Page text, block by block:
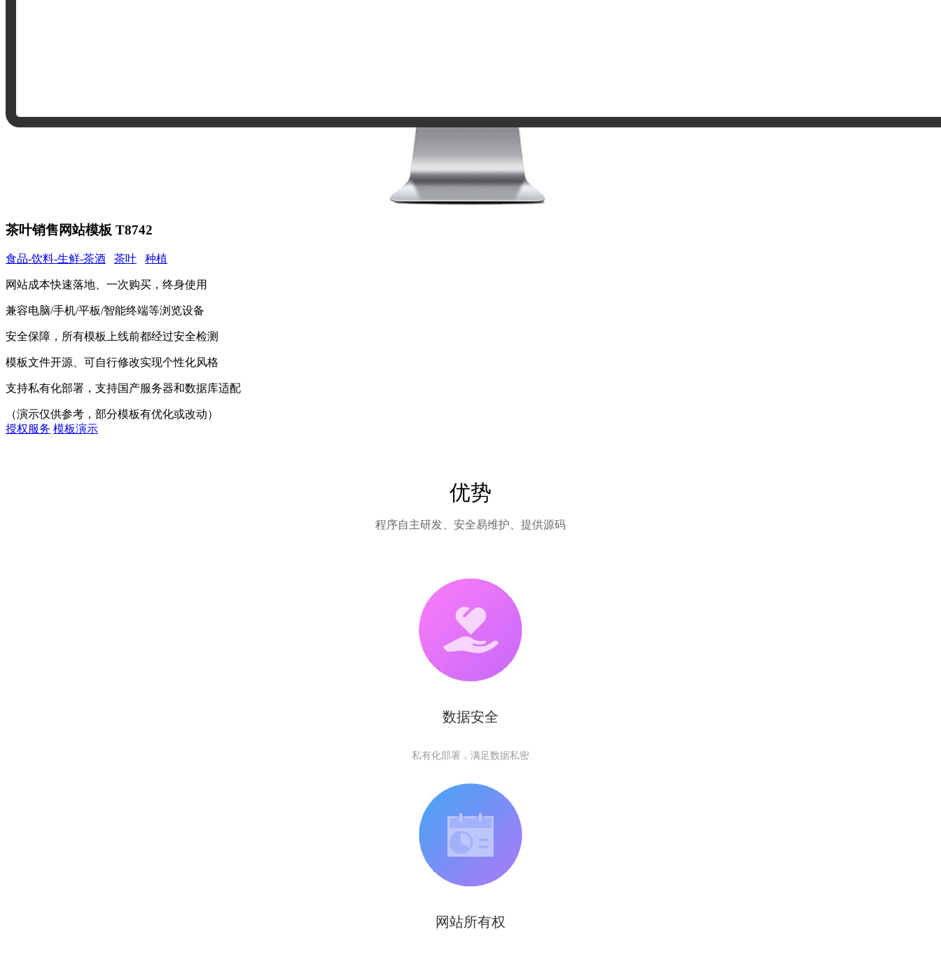
茶叶销售网站模板 T8742
食品-饮料-生鲜-茶酒 茶叶 种植
网站成本快速落地、一次购买，终身使用
兼容电脑/手机/平板/智能终端等浏览设备
安全保障，所有模板上线前都经过安全检测
模板文件开源、可自行修改实现个性化风格
支持私有化部署，支持国产服务器和数据库适配
（演示仅供参考，部分模板有优化或改动）
授权服务 模板演示
优势
程序自主研发、安全易维护、提供源码
数据安全
私有化部署，满足数据私密
网站所有权